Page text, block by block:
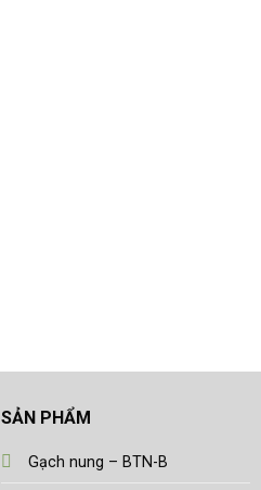
SẢN PHẨM
Gạch nung – BTN-B